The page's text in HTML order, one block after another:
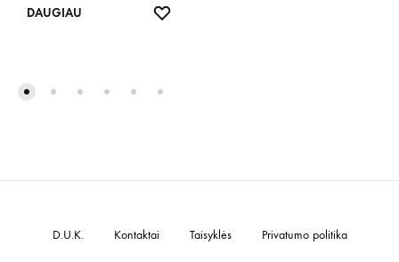
DAUGIAU
D.U.K. Kontaktai Taisyklės Privatumo politika